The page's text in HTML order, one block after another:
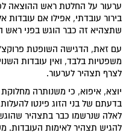
ערעור על החלטת ראש ההוצאה
בירור עובדתי, אפילו אם עובדות
שתצהיא זה כבר הוגש בפני ראש
עם זאת, הדגישה השופטת
משפטיות בלבד, ואין עובדות
לצרף תצהיר לערעור.
יוצא, איפוא, כי משנותרה
בדעתם של בני הזוג פינטו
לאלה שנרשמו כבר בתצהיר
להגיש תצהיר לאימות העובדות.